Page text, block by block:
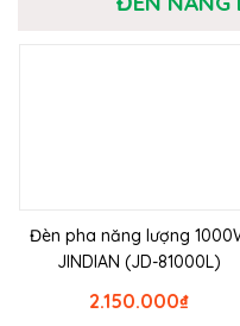
Đèn pha năng lượng
JINDIAN (JD-81000L)
₫
2.150.000